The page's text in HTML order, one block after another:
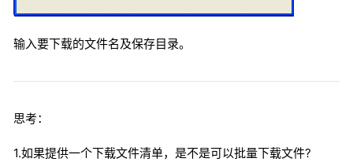
输入要下载的文件名及保存目录。
思考：
1.如果提供一个下载文件清单，是不是可以批量下载文件?